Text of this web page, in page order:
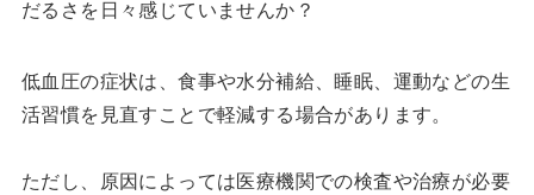
だるさを日々感じていませんか？
低血圧の症状は、食事や水分補給、睡眠、運動などの生
活習慣を見直すことで軽減する場合があります。
ただし、原因によっては医療機関での検査や治療が必要